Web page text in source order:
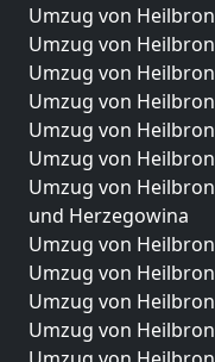
Umzug von
Umzug von
Umzug von
Umzug von
Umzug von
Umzug von
Umzug von
und Herzegowina
Umzug von
Umzug von
Umzug von
Umzug von